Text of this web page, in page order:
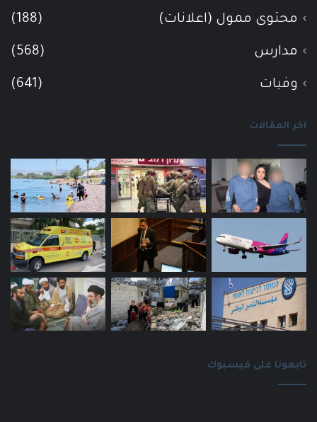
محتوى ممول (اعلانات) (188)
مدارس (568)
وفيات (641)
اخر المقالات
تابعونا على فيسبوك